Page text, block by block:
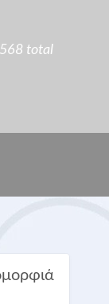
total